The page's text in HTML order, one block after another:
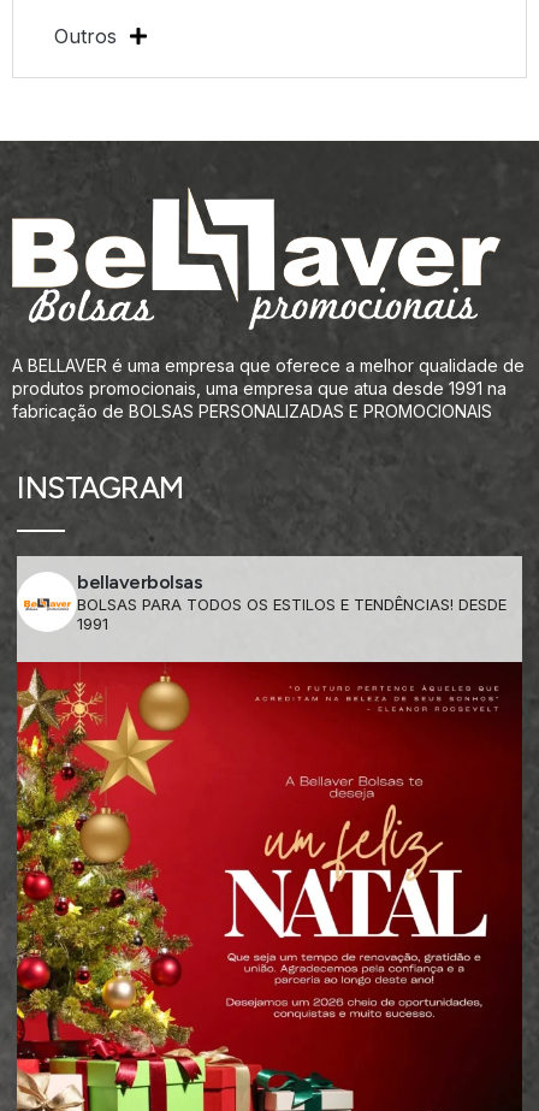
Outros
A BELLAVER é uma empresa que oferece a melhor qualidade de
produtos promocionais, uma empresa que atua desde 1991 na
fabricação de BOLSAS PERSONALIZADAS E PROMOCIONAIS
INSTAGRAM
bellaverbolsas
BOLSAS PARA TODOS OS ESTILOS E TENDÊNCIAS! DESDE
1991